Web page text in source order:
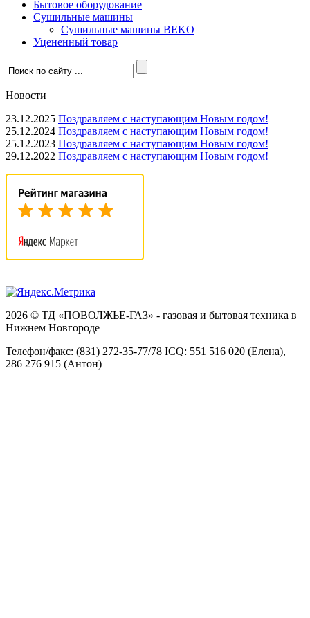
Бытовое оборудование
Сушильные машины
Сушильные машины BEKO
Уцененный товар
Новости
23.12.2025 Поздравляем с наступающим Новым годом!
25.12.2024 Поздравляем с наступающим Новым годом!
25.12.2023 Поздравляем с наступающим Новым годом!
29.12.2022 Поздравляем с наступающим Новым годом!
2026 © ТД «ПОВОЛЖЬЕ-ГАЗ» - газовая и бытовая техника в
Нижнем Новгороде
Телефон/факс: (831) 272-35-77/78 ICQ: 551 516 020 (Елена),
286 276 915 (Антон)